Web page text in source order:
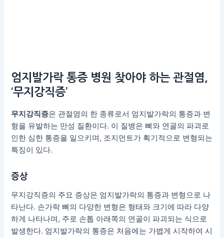
엄지발가락 통증 병원 찾아야 하는 관절염,
‘무지강직증’
무지강직증은 관절염의 한 종류로서 엄지발가락의 통증과 변
형을 유발하는 만성 질환이다. 이 질병은 뼈와 연골의 파괴로
인한 심한 통증을 일으키며, 조지먼트가 획기적으로 변형되는
특징이 있다.
증상
무지강직증의 주요 증상은 엄지발가락의 통증과 변형으로 나
타난다. 손가락 뼈의 다양한 변형은 형태와 크기에 따라 다양
하게 나타나며, 주로 손톱 아래쪽의 연골이 파괴되는 식으로
발생한다. 엄지발가락의 통증은 처음에는 가볍게 시작하여 시